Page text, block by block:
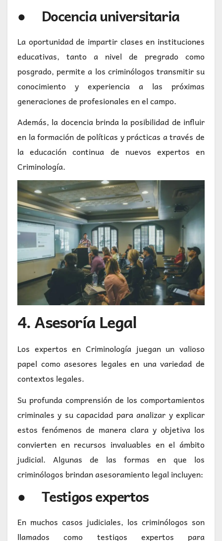
● Docencia universitaria
La oportunidad de impartir clases en instituciones
educativas, tanto a nivel de pregrado como
posgrado, permite a los criminólogos transmitir su
conocimiento y experiencia a las próximas
generaciones de profesionales en el campo.
Además, la docencia brinda la posibilidad de influir
en la formación de políticas y prácticas a través de
la educación continua de nuevos expertos en
Criminología.
4. Asesoría Legal
Los expertos en Criminología juegan un valioso
papel como asesores legales en una variedad de
contextos legales.
Su profunda comprensión de los comportamientos
criminales y su capacidad para analizar y explicar
estos fenómenos de manera clara y objetiva los
convierten en recursos invaluables en el ámbito
judicial. Algunas de las formas en que los
criminólogos brindan asesoramiento legal incluyen:
● Testigos expertos
En muchos casos judiciales, los criminólogos son
llamados como testigos expertos para